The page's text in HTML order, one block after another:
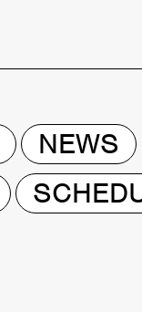
NEWS